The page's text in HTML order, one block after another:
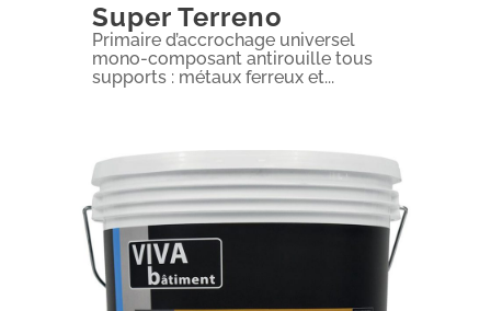
Super Terreno
Primaire d’accrochage universel
mono-composant antirouille tous
supports : métaux ferreux et...